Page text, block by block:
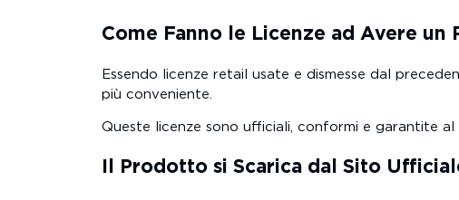
Come Fanno le Licenze ad Avere un
Essendo licenze retail usate e dismesse dal
più conveniente.
Queste licenze sono ufficiali, conformi e garantite al
Il Prodotto si Scarica dal Sito